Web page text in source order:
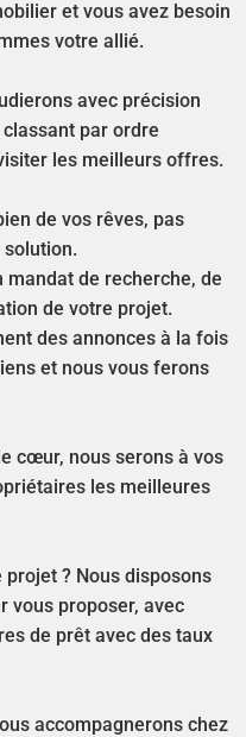
et vous avez besoin
votre allié.
avec précision
par ordre
les meilleurs offres.
de vos rêves, pas
solution.
mandat de recherche, de
de votre projet.
des annonces à la fois
et nous vous ferons
cœur, nous serons à vos
les meilleures
projet ? Nous disposons
vous proposer, avec
de prêt avec des taux
accompagnerons chez